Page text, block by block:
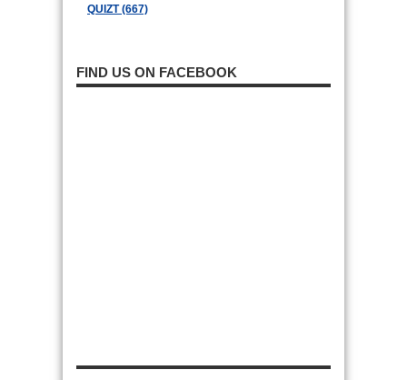
QUIZT (667)
FIND US ON FACEBOOK